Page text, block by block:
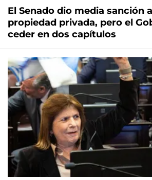
El Senado dio media sanción
propiedad privada, pero el
ceder en dos capítulos